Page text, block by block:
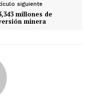
siguiente
millones de
minera